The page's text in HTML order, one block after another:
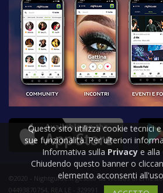
©2020 - Nightguide.it gestito da Welabs di
04493870754, REA LE - 329991
Questo sito utilizza cookie tecnici
sue funzionalità. Per ulteriori
Informativa sulla Privacy e alla
Chiudendo questo banner o
elemento acconsenti